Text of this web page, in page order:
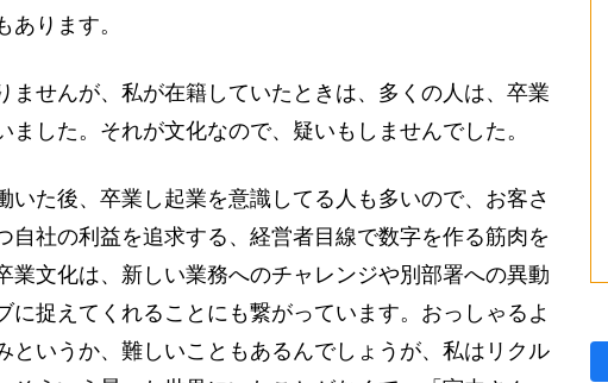
あります。
ませんが、私が在籍していたときは、多くの人は、卒業
ました。それが文化なので、疑いもしませんでした。
た後、卒業し起業を意識してる人も多いので、お客さ
自社の利益を追求する、経営者目線で数字を作る筋肉を
業文化は、新しい業務へのチャレンジや別部署への異動
に捉えてくれることにも繋がっています。おっしゃるよ
というか、難しいこともあるんでしょうが、私はリクル